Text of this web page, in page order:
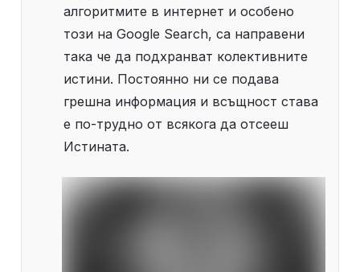
алгоритмите в интернет и особено
този на Google Search, са направени
така че да подхранват колективните
истини. Постоянно ни се подава
грешна информация и всъщност става
е по-трудно от всякога да отсееш
Истината.